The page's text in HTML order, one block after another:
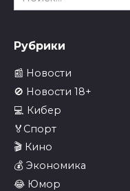
for:
Рубрики
📰 Новости
🚫 Новости 18+
💻 Кибер
🏅Спорт
🎬 Кино
💰 Экономика
😂 Юмор